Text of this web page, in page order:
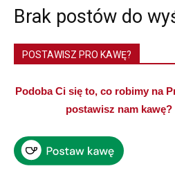
Brak postów do
POSTAWISZ PRO KAWĘ?
Podoba Ci się to, co robimy na
postawisz nam